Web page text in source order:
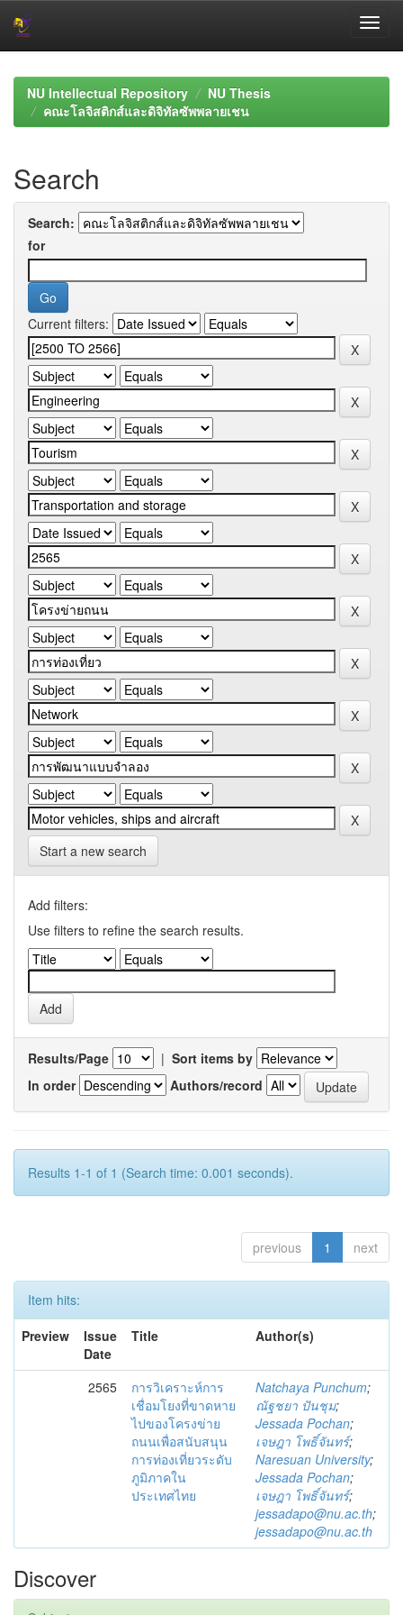
navigationNU Intellectual Repository
NU Thesis
คณะโลจิสติกส์และดิจิทัลซัพพลายเชน
Search
Search:
for
Current filters:
Start a new search
Add filters:
Use filters to refine the search results.
Results/Page | Sort items by
In order
Authors/record
Results 1-1 of 1 (Search time: 0.001 seconds).
previous 1 next
Item hits:
Preview
Issue
Date
Title Author(s)
2565
การวิเคราะห์การ
เชื่อมโยงที่ขาดหาย
ไปของโครงข่าย
ถนนเพื่อสนับสนุน
การท่องเที่ยวระดับ
ภูมิภาคใน
ประเทศไทย
Natchaya Punchum;
ณัฐชยา ปันชุม;
Jessada Pochan;
เจษฎา โพธิ์จันทร์;
Naresuan University;
Jessada Pochan;
เจษฎา โพธิ์จันทร์;
jessadapo@nu.ac.th;
jessadapo@nu.ac.th
Discover